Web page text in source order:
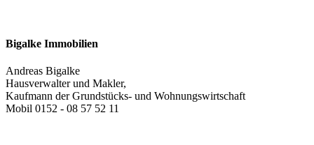
Bigalke Immobilien
Andreas Bigalke
Hausverwalter und Makler,
Kaufmann der Grundstücks- und Wohnungswirtschaft
Mobil 0152 - 08 57 52 11